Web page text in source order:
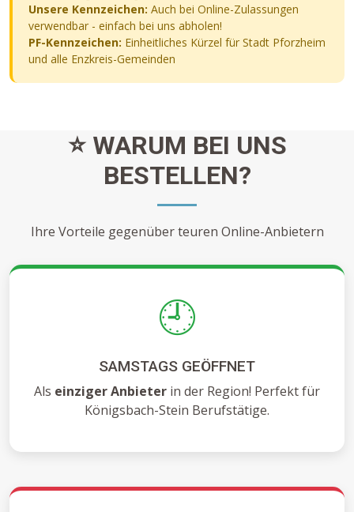
Unsere Kennzeichen: Auch bei Online-Zulassungen
verwendbar - einfach bei uns abholen!
PF-Kennzeichen: Einheitliches Kürzel für Stadt Pforzheim
und alle Enzkreis-Gemeinden
⭐ WARUM BEI UNS
BESTELLEN?
Ihre Vorteile gegenüber teuren Online-Anbietern
🕘
SAMSTAGS GEÖFFNET
Als einziger Anbieter in der Region! Perfekt für
Königsbach-Stein Berufstätige.